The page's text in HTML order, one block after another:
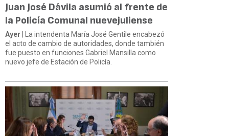
Juan José Dávila asumió al frente de
la Policía Comunal nuevejuliense
Ayer | La intendenta María José Gentile encabezó
el acto de cambio de autoridades, donde también
fue puesto en funciones Gabriel Mansilla como
nuevo jefe de Estación de Policía.